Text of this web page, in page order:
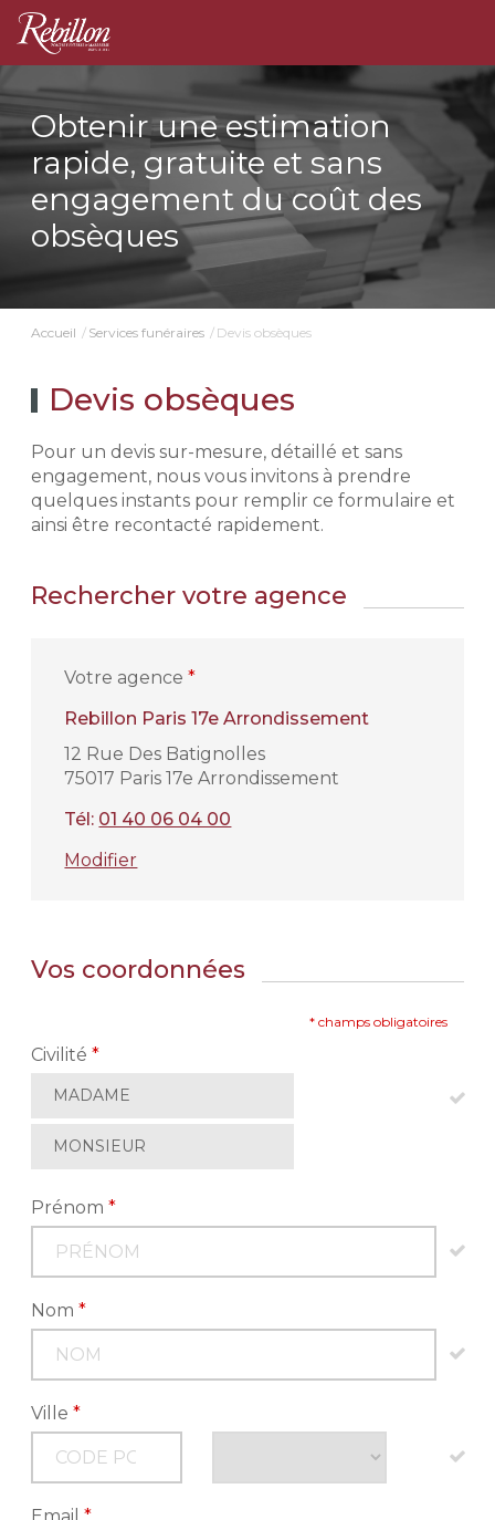
Obtenir une estimation
rapide, gratuite et sans
engagement du coût des
obsèques
Accueil Services funéraires Devis obsèques
Devis obsèques
Pour un devis sur-mesure, détaillé et sans
engagement, nous vous invitons à prendre
quelques instants pour remplir ce formulaire et
ainsi être recontacté rapidement.
Rechercher votre agence
Votre agence*
Rebillon Paris 17e Arrondissement
12 Rue Des Batignolles
75017 Paris 17e Arrondissement
Tél: 01 40 06 04 00
Modifier
Vos coordonnées
* champs obligatoires
Civilité*
MADAME
MONSIEUR
Prénom*
Nom*
Ville*